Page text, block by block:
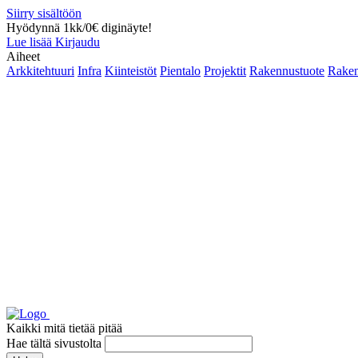
Siirry sisältöön
Hyödynnä 1kk/0€ diginäyte!
Lue lisää Kirjaudu
Aiheet
Arkkitehtuuri Infra Kiinteistöt Pientalo Projektit Rakennustuote
Kaikki mitä tietää pitää
Hae tältä sivustolta